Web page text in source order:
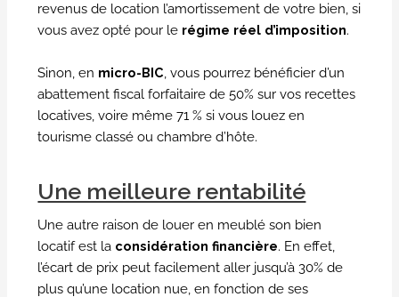
revenus de location l’amortissement de votre bien, si
vous avez opté pour le régime réel d’imposition.
Sinon, en micro-BIC , vous pourrez bénéficier d’un
abattement fiscal forfaitaire de 50% sur vos recettes
locatives, voire même 71 % si vous louez en
tourisme classé ou chambre d’hôte.
Une meilleure rentabilité
Une autre raison de louer en meublé son bien
locatif est la considération financière. En effet,
l’écart de prix peut facilement aller jusqu’à 30% de
plus qu’une location nue, en fonction de ses